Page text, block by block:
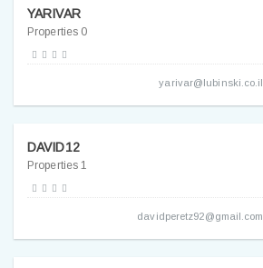
YARIVAR
0 Properties
yarivar@lubinski.co.il
DAVID12
1 Properties
davidperetz92@gmail.com